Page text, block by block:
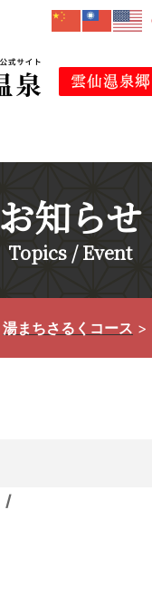
お知らせ
Topics / Event
湯まちさるくコース >